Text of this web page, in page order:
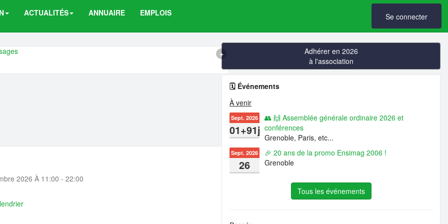
ACTUALITÉS ANNUAIRE EMPLOIS Se connecter
+
d'emploi :
Evènement Ensimag Alumni...
- Londres - Evènement Ens...
! Calend...
et la pré...
Altran et Sodexo...
Markets
2026 À 11:00 - 22:00
Adhérer en 2026
à l'association
🗓️ Événements
À venir
Sept. 2026
01+91j
👥 🙌 Assemblée générale ordinaire 2026 et
conférences
Grenoble, Paris, etc...
Sept. 2026
26
🎉 20 ans de la promo Ensimag 2006 !
Grenoble
Tous les événements